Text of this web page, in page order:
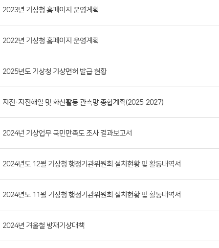
류,
첨
부
일,
조
회
2023년 기상청 홈페이지 운영계획
2022년 기상청 홈페이지 운영계획
2025년도 기상청 기상면허 발급 현황
지진·지진해일 및 화산활동 관측망 종합계획(2025-2027)
2024년 기상업무 국민만족도 조사 결과보고서
2024년도 12월 기상청 행정기관위원회 설치현황 및 활동내역서
2024년도 11월 기상청 행정기관위원회 설치현황 및 활동내역서
2024년 겨울철 방재기상대책